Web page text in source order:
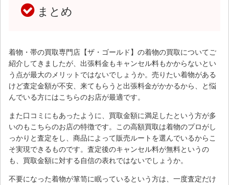
まとめ
着物・帯の買取専門店【ザ・ゴールド】の着物の買取についてご
紹介してきましたが、出張料金もキャンセル料もかからないとい
う点が最大のメリットではないでしょうか。売りたい着物がある
けど査定金額が不安、来てもらうと出張料金がかかるから、と悩
んでいる方にはこちらのお店が最適です。
また口コミにもあったように、買取金額に満足したという方が多
いのもこちらのお店の特徴です。この高額買取は着物のプロがし
っかりと査定をし、商品によって販売ルートを選んでいるからこ
そ実現できるものです。査定後のキャンセル料が無料というの
も、買取金額に対する自信の表れではないでしょうか。
不要になった着物が箪笥に眠っているという方は、一度査定だけ